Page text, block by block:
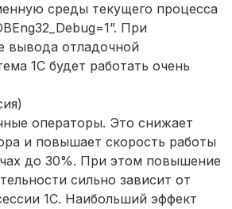
среды текущего процесса
При
вывода отладочной
1С будет работать очень
операторы. Это снижает
и повышает скорость работы
до 30%. При этом повышение
сильно зависит от
1С. Наибольший эффект